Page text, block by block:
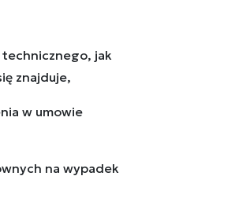
technicznego, jak
znajduje,
w umowie
na wypadek